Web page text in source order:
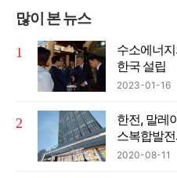
많이 본 뉴스
수소에너지
한국 설립
2023-01-16
한전, 말레
스복합발
2020-08-11